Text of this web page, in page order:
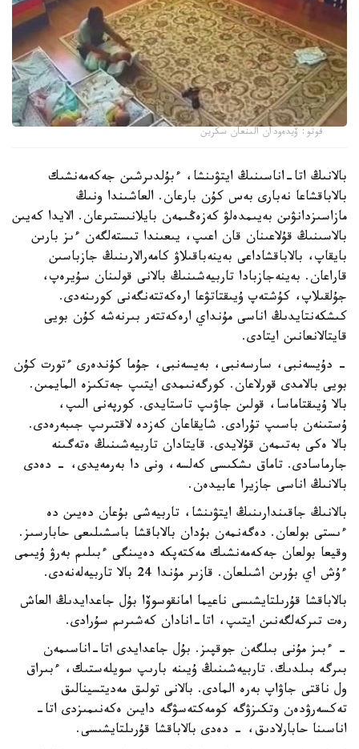
فوتو: ۆيدەودان الىنعان سكرين
بالانىڭ اتا-اناسىنىڭ ايتۋىنشا، ءبۇلدىرشىن جەكەمەنشىك
بالاباقشاعا نەبارى بەس كۇن بارعان. العاشىندا ونىڭ
مازاسىزدانۋىن بەيىمدەلۋ كەزەڭىمەن بايلانىستىرعان. الايدا كەيىن
بالاسىنىڭ قۇلاعىنان قان اعىپ، يىعىندا تىستەلگەن ءىز بارىن
بايقاپ، بالاباقشاداعى بەينەباقىلاۋ كامەرالارىنىڭ جازباسىن
قاراعان. بەينەجازبادا تاربيەشىنىڭ بالانى قولىنان سۇيرەپ،
جۇلقىلاپ، كۇشتەپ ۇيىقتاتۋعا ارەكەتتەنگەنى كورىنەدى.
كىشكەنتايدىڭ اناسى مۇنداي ارەكەتتەر بىرنەشە كۇن بويى
قايتالانعانىن ايتادى.
- دۇيسەنبى، سارسەنبى، بەيسەنبى، جۇما كۇندەرى ءتورت كۇن
بويى بالامدى قورلاعان. كورگەنىمدى ايتىپ جەتكىزە المايمىن.
بالا ۇيىقتاماسا، قولىن جاۋىپ تاستايدى. كورپەنى الىپ،
ۇستىنەن باسىپ تۇرادى. شايقاعان كەزدە لاقتىرىپ جىبەرەدى.
بالا ەكى بەتىمەن قۇلايدى. قايتادان تاربيەشىنىڭ ەتەگىنە
جارماسادى. تاماق ىشكىسى كەلسە، ونى دا بەرمەيدى، - دەدى
بالانىڭ اناسى جازيرا عابيدەن.
بالانىڭ جاقىندارىنىڭ ايتۋىنشا، تاربيەشى بۇعان دەيىن دە
ءىستى بولعان. دەگەنمەن بۇدان بالاباقشا باسشىلىعى حابارسىز.
وقيعا بولعان جەكەمەنشىك مەكتەپكە دەيىنگى ءبىلىم بەرۋ ۇيىمى
ءۇش اي بۇرىن اشىلعان. قازىر مۇندا 24 بالا تاربيەلەنەدى.
بالاباقشا قۇرىلتايشىسى ناعيما امانقوسوۆا بۇل جاعدايدىڭ العاش
رەت تىركەلگەنىن ايتىپ، اتا-انادان كەشىرىم سۇرادى.
- ءبىز مۇنى بىلگەن جوقپىز. بۇل جاعدايدى اتا-اناسىمەن
بىرگە بىلدىك. تاربيەشىنىڭ ۇيىنە بارىپ سويلەستىك، ءبىراق
ول ناقتى جاۋاپ بەرە المادى. بالانى تولىق مەديتسينالىق
تەكسەرۋدەن وتكىزۋگە كومەكتەسۋگە دايىن ەكەنىمىزدى اتا-
اناسىنا حابارلادىق، - دەدى بالاباقشا قۇرىلتايشىسى.